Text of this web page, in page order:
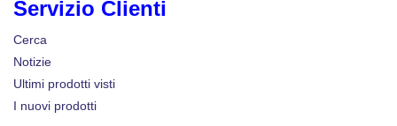
Servizio Clienti
Cerca
Notizie
Ultimi prodotti visti
I nuovi prodotti